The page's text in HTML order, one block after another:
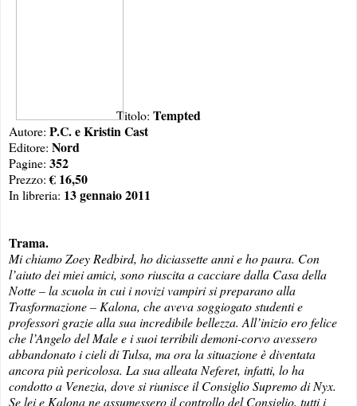
Titolo: Tempted
Autore: P.C. e Kristin Cast
Editore: Nord
Pagine: 352
Prezzo:€ 16,50
In libreria: 13 gennaio 2011
Trama.
Mi chiamo Zoey Redbird, ho diciassette anni e ho paura. Con
l’aiuto dei miei amici, sono riuscita a cacciare dalla Casa della
Notte – la scuola in cui i novizi vampiri si preparano alla
Trasformazione – Kalona, che aveva soggiogato studenti e
professori grazie alla sua incredibile bellezza. All’inizio ero felice
che l’Angelo del Male e i suoi terribili demoni-corvo avessero
abbandonato i cieli di Tulsa, ma ora la situazione è diventata
ancora più pericolosa. La sua alleata Neferet, infatti, lo ha
condotto a Venezia, dove si riunisce il Consiglio Supremo di Nyx.
Se lei e Kalona ne assumessero il controllo del Consiglio, tutti i